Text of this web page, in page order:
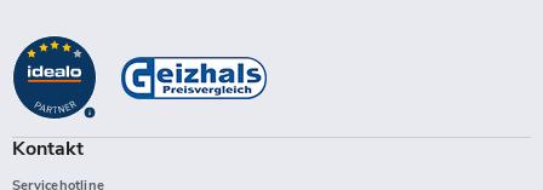
auf
FacebookInstagramLinkedInTikTokTwitch
Kontakt
Servicehotline